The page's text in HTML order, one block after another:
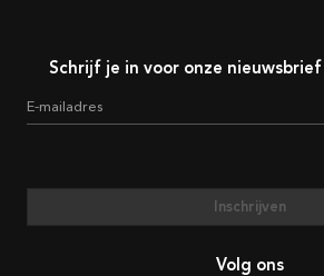
Schrijf je in voor onze nieuwsbrief
E-mailadres
Inschrijven
Volg ons